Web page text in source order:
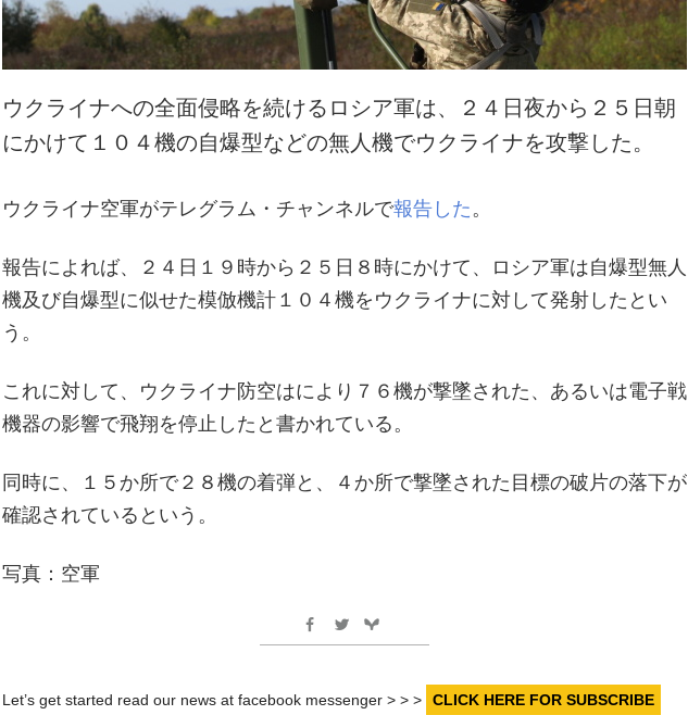
ウクライナへの全面侵略を続けるロシア軍は、２４日夜から２５日朝
にかけて１０４機の自爆型などの無人機でウクライナを攻撃した。
ウクライナ空軍がテレグラム・チャンネルで報告した 。
報告によれば、２４日１９時から２５日８時にかけて、ロシア軍は自爆型無人
機及び自爆型に似せた模倣機計１０４機をウクライナに対して発射したとい
う。
これに対して、ウクライナ防空はにより７６機が撃墜された、あるいは電子戦
機器の影響で飛翔を停止したと書かれている。
同時に、１５か所で２８機の着弾と、４か所で撃墜された目標の破片の落下が
確認されているという。
写真：空軍
Let’s get started read our news at facebook messenger > > > CLICK HERE FOR SUBSCRIBE